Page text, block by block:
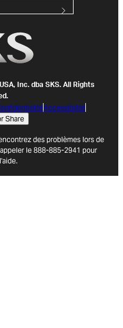
Inc. dba SKS. All Rights
Accessibilité
Share
des problèmes lors de
le 888-885-2941 pour